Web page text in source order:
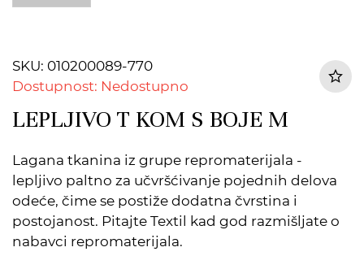
SKU: 010200089-770
Dostupnost: Nedostupno
LEPLJIVO T KOM S BOJE M
Lagana tkanina iz grupe repromaterijala -
lepljivo paltno za učvršćivanje pojednih delova
odeće, čime se postiže dodatna čvrstina i
postojanost. Pitajte Textil kad god razmišljate o
nabavci repromaterijala.